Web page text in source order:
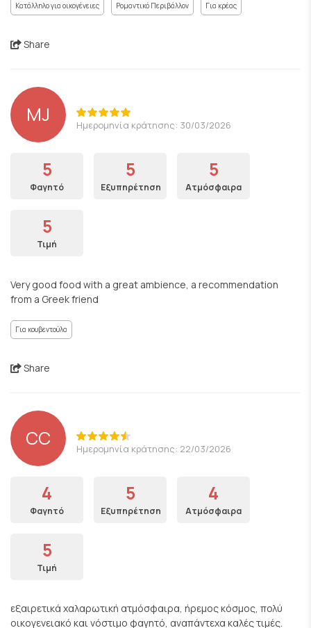
Κατάλληλο για οικογένειες Ρομαντικό Περιβάλλον Για κρέας
Share
MJ Ημερομηνία κράτησης: 30/03/2026
5
Φαγητό
5
Εξυπηρέτηση
5
Ατμόσφαιρα
5
Τιμή
Very good food with a great ambience, a recommendation
from a Greek friend
Για κουβεντούλα
Share
CC Ημερομηνία κράτησης: 22/03/2026
4
Φαγητό
5
Εξυπηρέτηση
4
Ατμόσφαιρα
5
Τιμή
εξαιρετικά χαλαρωτική ατμόσφαιρα, ήρεμος κόσμος, πολύ
οικογενειακό και νόστιμο φαγητό, αναπάντεχα καλές τιμές.